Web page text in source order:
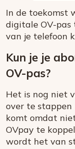
In de toekomst
digitale OV-pas
van je telefoon
Kun je je
OV-pas?
Het is nog niet
over te stappen
komt omdat
OVpay te
wordt het van